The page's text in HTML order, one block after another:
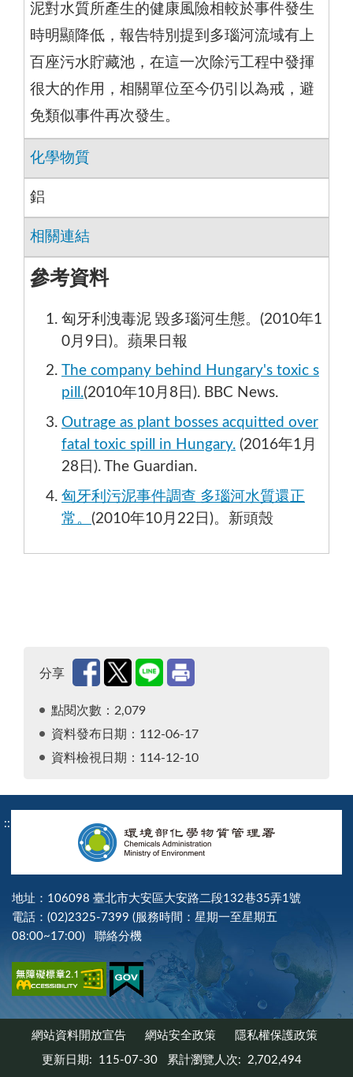
泥對水質所產生的健康風險相較於事件發生
時明顯降低，報告特別提到多瑙河流域有上
百座污水貯藏池，在這一次除污工程中發揮
很大的作用，相關單位至今仍引以為戒，避
免類似事件再次發生。
化學物質
鋁
相關連結
參考資料
匈牙利洩毒泥 毀多瑙河生態。(2010年1
0月9日)。蘋果日報
The company behind Hungary's toxic s
pill.(2010年10月8日). BBC News.
Outrage as plant bosses acquitted over
fatal toxic spill in Hungary. (2016年1月
28日). The Guardian.
匈牙利污泥事件調查 多瑙河水質還正
常。 (2010年10月22日)。新頭殼
分享
點閱次數：2,079
資料發布日期：112-06-17
資料檢視日期：114-12-10
:::
地址：106098 臺北市大安區大安路二段132巷35弄1號
電話：(02)2325-7399 (服務時間：星期一至星期五
08:00~17:00) 聯絡分機
網站資料開放宣告 網站安全政策 隱私權保護政策
更新日期: 115-07-30 累計瀏覽人次: 2,702,494